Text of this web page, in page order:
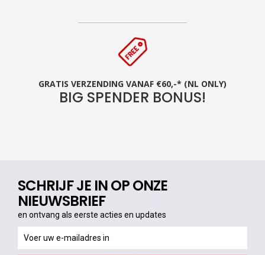
GRATIS VERZENDING VANAF €60,-* (NL ONLY)
BIG SPENDER BONUS!
SCHRIJF JE IN OP ONZE
NIEUWSBRIEF
en ontvang als eerste acties en updates
ontvang